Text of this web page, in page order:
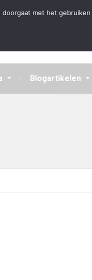
Algemene
Blogartikelen
met het